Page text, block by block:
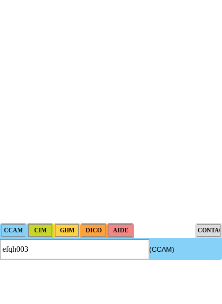
(CCAM)